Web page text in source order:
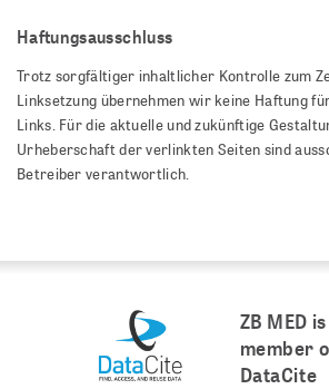
Haftungsausschluss
Trotz sorgfältiger inhaltlicher Kontrolle zum
Linksetzung übernehmen wir keine Haftung
Links. Für die aktuelle und zukünftige
Urheberschaft der verlinkten Seiten sind
Betreiber verantwortlich.
ZB MED
member
DataCite